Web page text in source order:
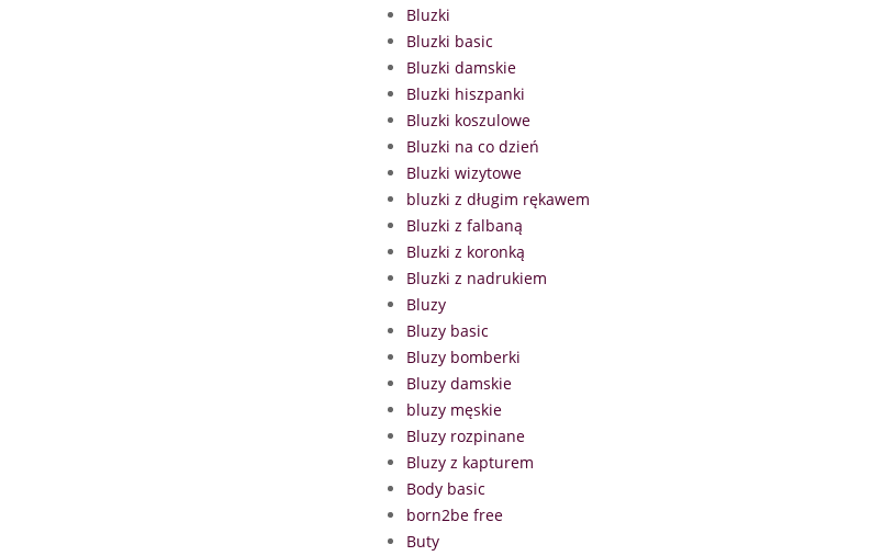
Bluzki
Bluzki basic
Bluzki damskie
Bluzki hiszpanki
Bluzki koszulowe
Bluzki na co dzień
Bluzki wizytowe
bluzki z długim rękawem
Bluzki z falbaną
Bluzki z koronką
Bluzki z nadrukiem
Bluzy
Bluzy basic
Bluzy bomberki
Bluzy damskie
bluzy męskie
Bluzy rozpinane
Bluzy z kapturem
Body basic
born2be free
Buty